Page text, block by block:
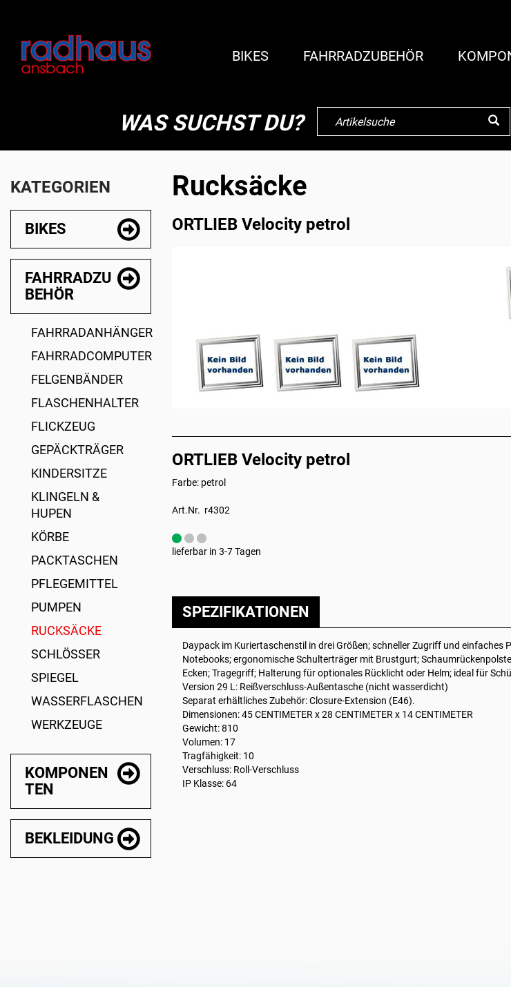
BIKES FAHRRADZUBEHÖR
WAS SUCHST DU?
KATEGORIEN
BIKES
FAHRRADZU
BEHÖR
FAHRRADANHÄNGER
FAHRRADCOMPUTER
FELGENBÄNDER
FLASCHENHALTER
FLICKZEUG
GEPÄCKTRÄGER
KINDERSITZE
KLINGELN &
HUPEN
KÖRBE
PACKTASCHEN
PFLEGEMITTEL
PUMPEN
RUCKSÄCKE
SCHLÖSSER
SPIEGEL
WASSERFLASCHEN
WERKZEUGE
KOMPONEN
TEN
BEKLEIDUNG
Rucksäcke
ORTLIEB Velocity petrol
ORTLIEB Velocity petrol
Farbe: petrol
Art.Nr. r4302
lieferbar in 3-7 Tagen
SPEZIFIKATIONEN
Daypack im Kuriertaschenstil in drei Größen; schneller Zugriff und
Notebooks; ergonomische Schulterträger mit Brustgurt;
Ecken; Tragegriff; Halterung für optionales Rücklicht oder Helm; ideal für
Version 29 L: Reißverschluss-Außentasche (nicht wasserdicht)
Separat erhältliches Zubehör: Closure-Extension (E46).
Dimensionen: 45 CENTIMETER x 28 CENTIMETER x 14 CENTIMETER
Gewicht: 810
Volumen: 17
Tragfähigkeit: 10
Verschluss: Roll-Verschluss
IP Klasse: 64